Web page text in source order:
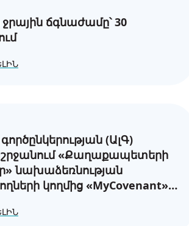
ճգնաժամը՝ 30
(ԱլԳ)
«Քաղաքապետերի
նախաձեռնության
կողմից «MyCovenant»
և էներգետիկ